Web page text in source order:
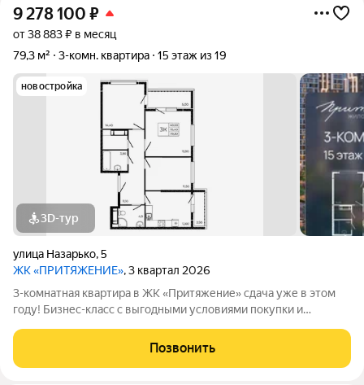
9 278 100 ₽
от 38 883 ₽ в месяц
79,3 м²
3-комн. квартира 15 этаж из 19
новостройка
3D-тур
улица Назарько,5
ЖК «ПРИТЯЖЕНИЕ», 3 квартал 2026
3-комнатная квартира в ЖК «Притяжение» сдача уже в этом
году! Бизнес-класс с выгодными условиями покупки и
Позвонить